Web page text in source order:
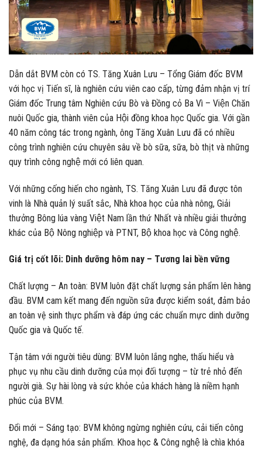
Dẫn dắt BVM còn có TS. Tăng Xuân Lưu – Tổng Giám đốc BVM
với học vị Tiến sĩ, là nghiên cứu viên cao cấp, từng đảm nhận vị trí
Giám đốc Trung tâm Nghiên cứu Bò và Đồng cỏ Ba Vì – Viện Chăn
nuôi Quốc gia, thành viên của Hội đồng khoa học Quốc gia. Với gần
40 năm công tác trong ngành, ông Tăng Xuân Lưu đã có nhiều
công trình nghiên cứu chuyên sâu về bò sữa, sữa, bò thịt và những
quy trình công nghệ mới có liên quan.
Với những cống hiến cho ngành, TS. Tăng Xuân Lưu đã được tôn
vinh là Nhà quản lý suất sắc, Nhà khoa học của nhà nông, Giải
thưởng Bông lúa vàng Việt Nam lần thứ Nhất và nhiều giải thưởng
khác của Bộ Nông nghiệp và PTNT, Bộ khoa học và Công nghệ.
Giá trị cốt lõi: Dinh dưỡng hôm nay – Tương lai bền vững
Chất lượng – An toàn: BVM luôn đặt chất lượng sản phẩm lên hàng
đầu. BVM cam kết mang đến nguồn sữa được kiểm soát, đảm bảo
an toàn vệ sinh thực phẩm và đáp ứng các chuẩn mực dinh dưỡng
Quốc gia và Quốc tế.
Tận tâm với người tiêu dùng: BVM luôn lắng nghe, thấu hiểu và
phục vụ nhu cầu dinh dưỡng của mọi đối tượng – từ trẻ nhỏ đến
người già. Sự hài lòng và sức khỏe của khách hàng là niềm hạnh
phúc của BVM.
Đổi mới – Sáng tạo: BVM không ngừng nghiên cứu, cải tiến công
nghệ, đa dạng hóa sản phẩm. Khoa học & Công nghệ là chìa khóa